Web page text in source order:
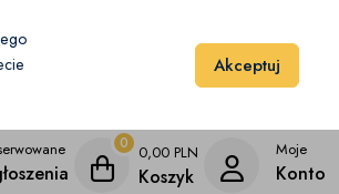
Moje konto Dodaj przedmiot
0 0,00 PLN
Koszyk
Moje
Konto
Akceptuj